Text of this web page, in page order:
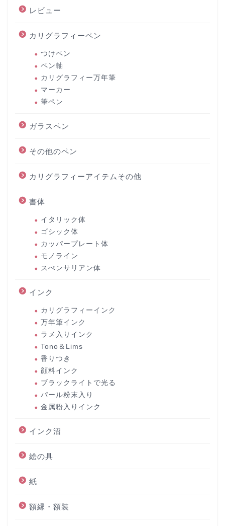
レビュー
カリグラフィーペン
つけペン
ペン軸
カリグラフィー万年筆
マーカー
筆ペン
ガラスペン
その他のペン
カリグラフィーアイテムその他
書体
イタリック体
ゴシック体
カッパープレート体
モノライン
スぺンサリアン体
インク
カリグラフィーインク
万年筆インク
ラメ入りインク
Tono＆Lims
香りつき
顔料インク
ブラックライトで光る
パール粉末入り
金属粉入りインク
インク沼
絵の具
紙
額縁・額装